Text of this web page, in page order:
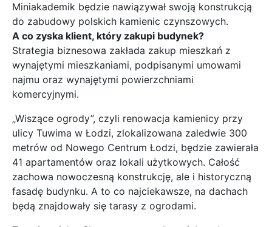
Miniakademik będzie nawiązywał swoją konstrukcją
do zabudowy polskich kamienic czynszowych.
A co zyska klient, który zakupi budynek?
Strategia biznesowa zakłada zakup mieszkań z
wynajętymi mieszkaniami, podpisanymi umowami
najmu oraz wynajętymi powierzchniami
komercyjnymi.
„Wiszące ogrody”, czyli renowacja kamienicy przy
ulicy Tuwima w Łodzi, zlokalizowana zaledwie 300
metrów od Nowego Centrum Łodzi, będzie zawierała
41 apartamentów oraz lokali użytkowych. Całość
zachowa nowoczesną konstrukcję, ale i historyczną
fasadę budynku. A to co najciekawsze, na dachach
będą znajdowały się tarasy z ogrodami.